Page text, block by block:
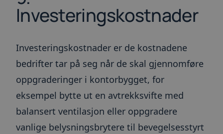
Investeringskostnader
Investeringskostnader er de kostnadene
bedrifter tar på seg når de skal gjennomføre
oppgraderinger i kontorbygget, for
eksempel bytte ut en avtrekksvifte med
balansert ventilasjon eller oppgradere
vanlige belysningsbrytere til bevegelsesstyrt